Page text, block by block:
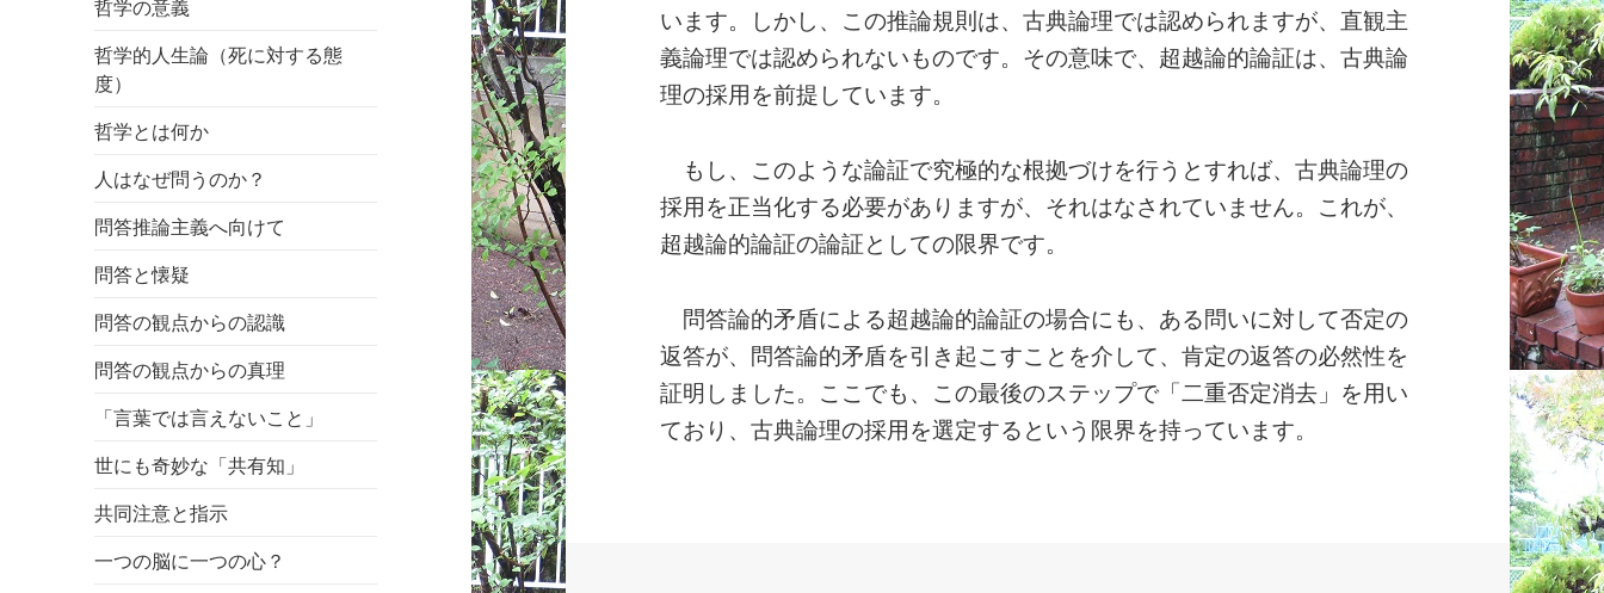
哲学の意義
哲学的人生論（死に対する態
度）
哲学とは何か
人はなぜ問うのか？
問答推論主義へ向けて
問答と懐疑
問答の観点からの認識
問答の観点からの真理
「言葉では言えないこと」
世にも奇妙な「共有知」
共同注意と指示
一つの脳に一つの心？
います。しかし、この推論規則は、古典論理では認められますが、直観主
義論理では認められないものです。その意味で、超越論的論証は、古典論
理の採用を前提しています。
もし、このような論証で究極的な根拠づけを行うとすれば、古典論理の
採用を正当化する必要がありますが、それはなされていません。これが、
超越論的論証の論証としての限界です。
問答論的矛盾による超越論的論証の場合にも、ある問いに対して否定の
返答が、問答論的矛盾を引き起こすことを介して、肯定の返答の必然性を
証明しました。ここでも、この最後のステップで「二重否定消去」を用い
ており、古典論理の採用を選定するという限界を持っています。